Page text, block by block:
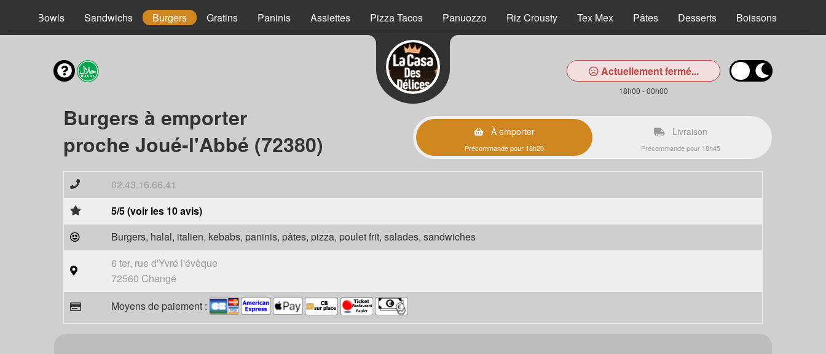
Bowls Sandwichs Burgers Gratins Paninis Assiettes Pizza Tacos Panuozzo Riz Crousty Tex Mex Pâtes Desserts Boissons
Actuellement fermé...
18h00 - 00h00
Burgers à emporter
proche Joué-l'Abbé (72380)
À emporter
Précommande pour 18h20
Livraison
Précommande pour 18h45
02.43.16.66.41
5/5 (voir les 10 avis)
Burgers, halal, italien, kebabs, paninis, pâtes, pizza, poulet frit, salades, sandwiches
6 ter, rue d'Yvré l'évêque
72560 Changé
Moyens de paiement :